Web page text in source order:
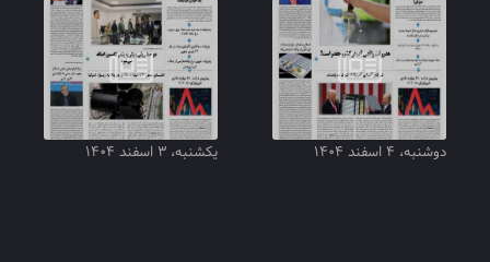
دوشنبه، ۴ اسفند ۱۴۰۴ یکشنبه، ۳ اسفند ۱۴۰۴